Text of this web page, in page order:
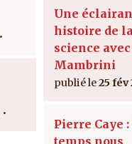
Une
histoire de la
science
Mambrini
25 fév
Pierre Caye
temps nous